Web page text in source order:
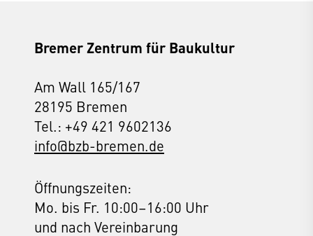
Bremer Zentrum für Baukultur
Am Wall 165/167
28195 Bremen
Tel.: +49 421 9602136
info@bzb-bremen.de
Öffnungszeiten:
Mo. bis Fr. 10:00–16:00 Uhr
und nach Vereinbarung